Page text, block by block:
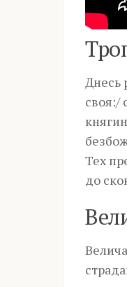
Днесь
своя:/
Тех
до